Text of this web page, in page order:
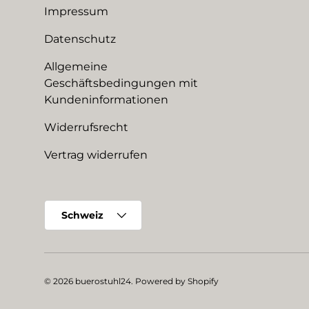
Impressum
Datenschutz
Allgemeine
Geschäftsbedingungen mit
Kundeninformationen
Widerrufsrecht
Vertrag widerrufen
Schweiz
© 2026 buerostuhl24. Powered by Shopify